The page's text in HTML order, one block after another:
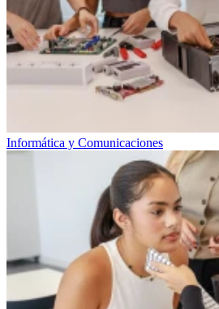
Informática y Comunicaciones